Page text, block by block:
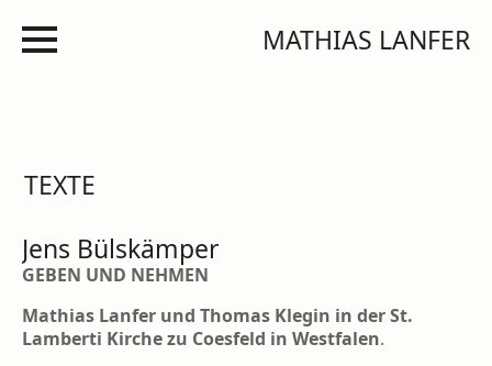
MATHIAS LANFER
TEXTE
Jens Bülskämper
GEBEN UND NEHMEN
Mathias Lanfer und Thomas Klegin in der St.
Lamberti Kirche zu Coesfeld in Westfalen.